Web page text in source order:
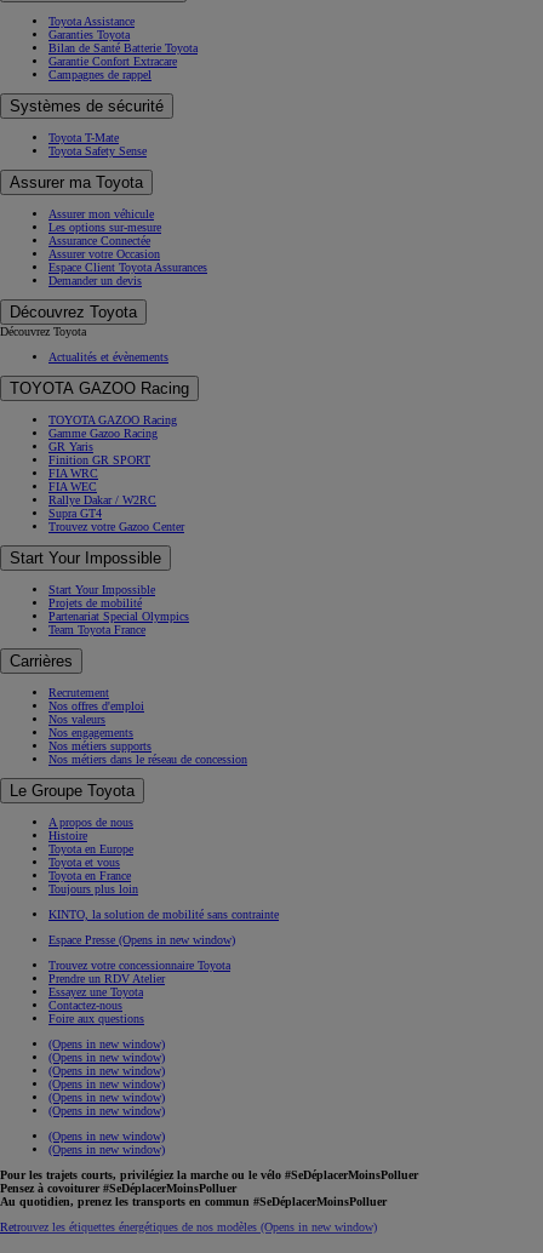
Toyota Assistance
Garanties Toyota
Bilan de Santé Batterie Toyota
Garantie Confort Extracare
Campagnes de rappel
Systèmes de sécurité
Toyota T-Mate
Toyota Safety Sense
Assurer ma Toyota
Assurer mon véhicule
Les options sur-mesure
Assurance Connectée
Assurer votre Occasion
Espace Client Toyota Assurances
Demander un devis
Découvrez Toyota
Découvrez Toyota
Actualités et évènements
TOYOTA GAZOO Racing
TOYOTA GAZOO Racing
Gamme Gazoo Racing
GR Yaris
Finition GR SPORT
FIA WRC
FIA WEC
Rallye Dakar / W2RC
Supra GT4
Trouvez votre Gazoo Center
Start Your Impossible
Start Your Impossible
Projets de mobilité
Partenariat Special Olympics
Team Toyota France
Carrières
Recrutement
Nos offres d'emploi
Nos valeurs
Nos engagements
Nos métiers supports
Nos métiers dans le réseau de concession
Le Groupe Toyota
A propos de nous
Histoire
Toyota en Europe
Toyota et vous
Toyota en France
Toujours plus loin
KINTO, la solution de mobilité sans contrainte
Espace Presse (Opens in new window)
Trouvez votre concessionnaire Toyota
Prendre un RDV Atelier
Essayez une Toyota
Contactez-nous
Foire aux questions
(Opens in new window)
(Opens in new window)
(Opens in new window)
(Opens in new window)
(Opens in new window)
(Opens in new window)
(Opens in new window)
(Opens in new window)
Pour les trajets courts, privilégiez la marche ou le vélo #SeDéplacerMoinsPolluer
Pensez à covoiturer #SeDéplacerMoinsPolluer
Au quotidien, prenez les transports en commun #SeDéplacerMoinsPolluer
Retrouvez les étiquettes énergétiques de nos modèles (Opens in new window)